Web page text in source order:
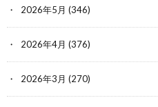
2026年5月 (346)
2026年4月 (376)
2026年3月 (270)